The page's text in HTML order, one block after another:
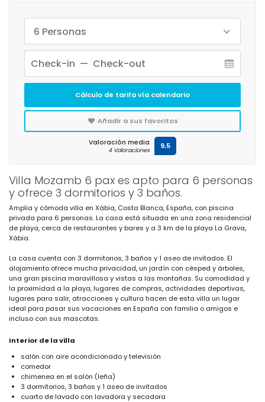
Villa Mozamb 6 pax es apto para 6 personas
y ofrece 3 dormitorios y 3 baños.
Amplia y cómoda villa en Xàbia, Costa Blanca, España, con piscina
privada para 6 personas. La casa está situada en una zona residencial
de playa, cerca de restaurantes y bares y a 3 km de la playa La Grava,
Xàbia.
La casa cuenta con 3 dormitorios, 3 baños y 1 aseo de invitados. El
alojamiento ofrece mucha privacidad, un jardín con césped y árboles,
una gran piscina maravillosa y vistas a las montañas. Su comodidad y
la proximidad a la playa, lugares de compras, actividades deportivas,
lugares para salir, atracciones y cultura hacen de esta villa un lugar
ideal para pasar sus vacaciones en España con familia o amigos e
incluso con sus mascotas.
Interior de la villa
salón con aire acondicionado y televisión
comedor
chimenea en el salón (leña)
3 dormitorios, 3 baños y 1 aseo de invitados
cuarto de lavado con lavadora y secadora
6 Personas
Cálculo de tarifa vía calendario
Añadir a sus favoritos
Valoración media
4 Valoraciones 9,5